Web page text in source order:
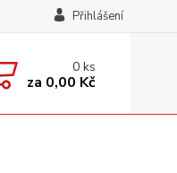
Přihlášení
0ks
za 0,00 Kč